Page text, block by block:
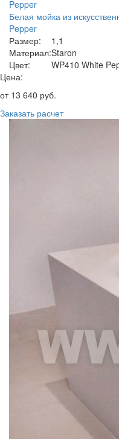
Белая мойка из
Pepper
Размер:
1,1
Материал:Staron
Цвет:
WP410 White
Цена:
от 13 640 руб.
Заказать расчет